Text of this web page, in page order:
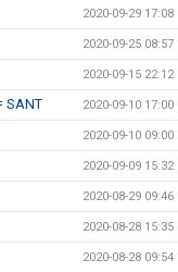
2020-09-29 17:08
2020-09-25 08:57
2020-09-15 22:12
SANT 2020-09-10 17:00
2020-09-10 09:00
2020-09-09 15:32
2020-08-29 09:46
2020-08-28 15:35
2020-08-28 09:54